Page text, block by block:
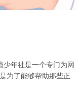
少年社是一个专门为网
为了能够帮助那些正